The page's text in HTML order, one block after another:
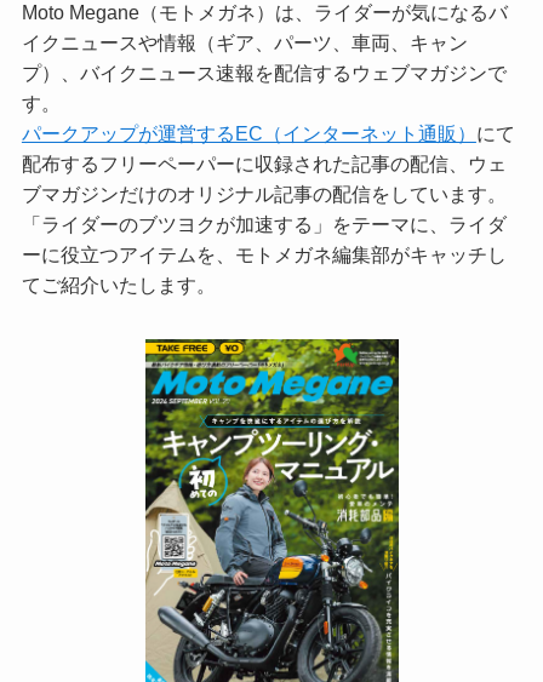
Moto Megane（モトメガネ）は、ライダーが気になるバ
イクニュースや情報（ギア、パーツ、車両、キャン
プ）、バイクニュース速報を配信するウェブマガジンで
す。
パークアップが運営するEC（インターネット通販） にて
配布するフリーペーパーに収録された記事の配信、ウェ
ブマガジンだけのオリジナル記事の配信をしています。
「ライダーのブツヨクが加速する」をテーマに、ライダ
ーに役立つアイテムを、モトメガネ編集部がキャッチし
てご紹介いたします。